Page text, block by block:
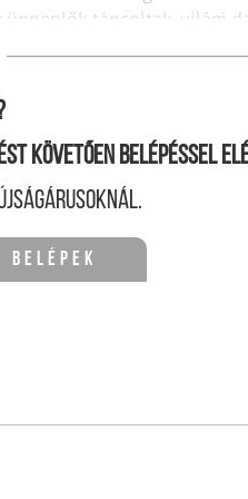
táncoltak, világi
követően belépéssel
Belépek